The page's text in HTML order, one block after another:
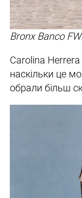
Bronx Banco
Carolina
наскільки це
обрали більш